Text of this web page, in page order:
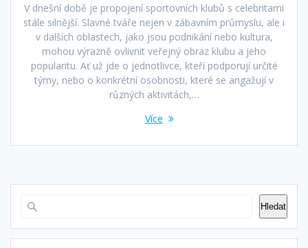
V dnešní době je propojení sportovních klubů s celebritami
stále silnější. Slavné tváře nejen v zábavním průmyslu, ale i
v dalších oblastech, jako jsou podnikání nebo kultura,
mohou výrazně ovlivnit veřejný obraz klubu a jeho
popularitu. Ať už jde o jednotlivce, kteří podporují určité
týmy, nebo o konkrétní osobnosti, které se angažují v
různých aktivitách,…
Více
Hledat